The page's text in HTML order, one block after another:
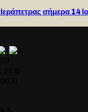
σήμερα 14